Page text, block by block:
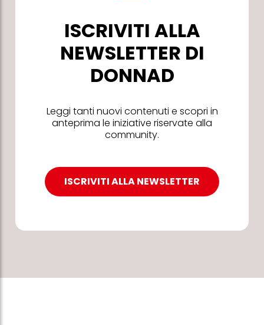
ISCRIVITI ALLA
NEWSLETTER DI
DONNAD
Leggi tanti nuovi contenuti e scopri in
anteprima le iniziative riservate alla
community.
ISCRIVITI ALLA NEWSLETTER